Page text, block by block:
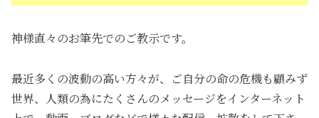
神様直々のお筆先でのご教示です。
最近多くの波動の高い方々が、ご自分の命の危機も顧みず
世界、人類の為にたくさんのメッセージをインターネット